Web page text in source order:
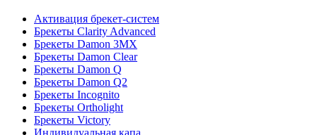
Активация брекет-систем
Брекеты Clarity Advanced
Брекеты Damon 3MX
Брекеты Damon Clear
Брекеты Damon Q
Брекеты Damon Q2
Брекеты Incognito
Брекеты Ortholight
Брекеты Victory
Индивидуальная капа